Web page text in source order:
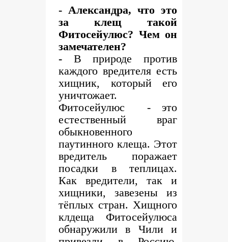
- Александра, что это
за клещ такой
Фитосейулюс? Чем он
замечателен?
- В природе против
каждого вредителя есть
хищник, который его
уничтожает.
Фитосейулюс - это
естественный враг
обыкновенного
паутинного клеща. Этот
вредитель поражает
посадки в теплицах.
Как вредители, так и
хищники, завезены из
тёплых стран. Хищного
клдеща Фитосейулюса
обнаружили в Чили и